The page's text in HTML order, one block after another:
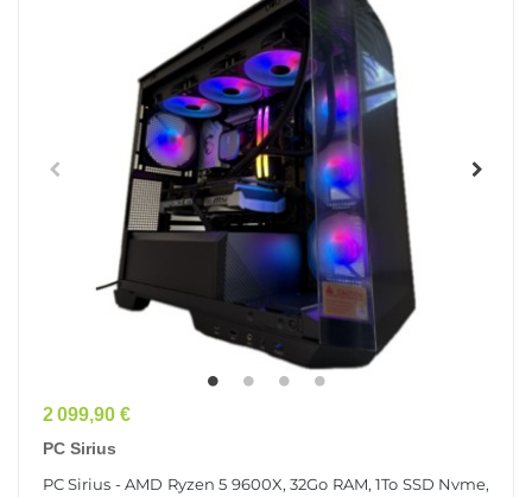
Prix
2 099,90 €
PC Sirius
PC Sirius - AMD Ryzen 5 9600X, 32Go RAM, 1To SSD Nvme,